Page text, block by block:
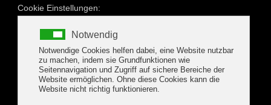
Gerlos Wander -
Aktivpauschale
Pauschalwochen von 30.08.2026 bis
04.10.2026 Wochenpreis pro Erwachsenem €